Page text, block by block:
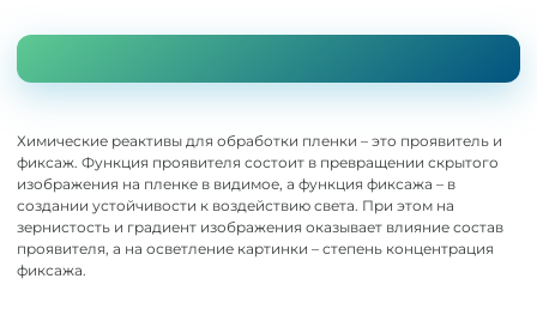
Химические реактивы для обработки пленки – это проявитель и
фиксаж. Функция проявителя состоит в превращении скрытого
изображения на пленке в видимое, а функция фиксажа – в
создании устойчивости к воздействию света. При этом на
зернистость и градиент изображения оказывает влияние состав
проявителя, а на осветление картинки – степень концентрация
фиксажа.